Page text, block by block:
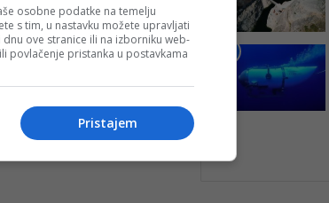
osobne podatke na temelju
s tim, u nastavku možete upravljati
ove stranice ili na izborniku web-
povlačenje pristanka u postavkama
Pristajem